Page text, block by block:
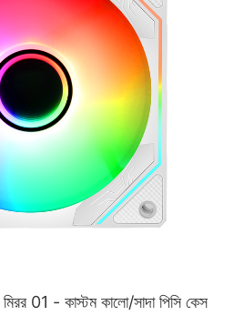
01 - কাস্টম কালো/সাদা পিসি কেস